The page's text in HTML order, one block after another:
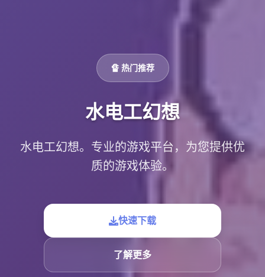
🔏 热门推荐
水电工幻想
水电工幻想。专业的游戏平台，为您提供优
质的游戏体验。
快速下载
了解更多